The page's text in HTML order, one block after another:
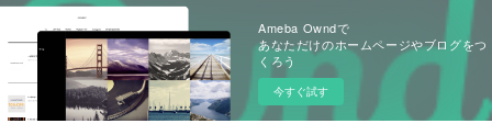
Ameba Owndで
あなただけのホームページやブログをつ
くろう
今すぐ試す